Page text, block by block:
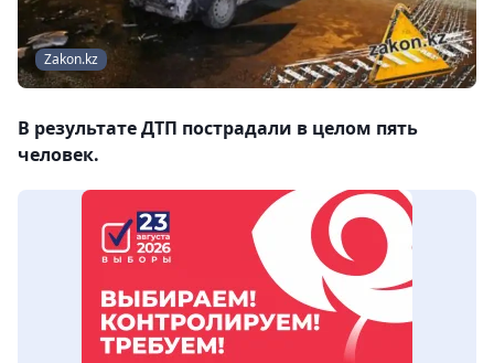
Zakon.kz
В результате ДТП пострадали в целом пять
человек.